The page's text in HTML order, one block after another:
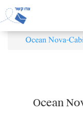
20140622-Ocean